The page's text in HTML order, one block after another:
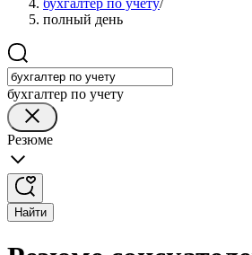
бухгалтер по учету/
полный день
бухгалтер по учету
Резюме
Найти